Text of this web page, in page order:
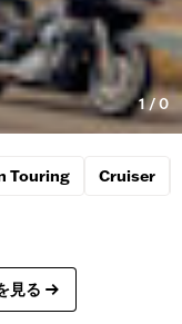
1/0
Touring Cruiser
見る